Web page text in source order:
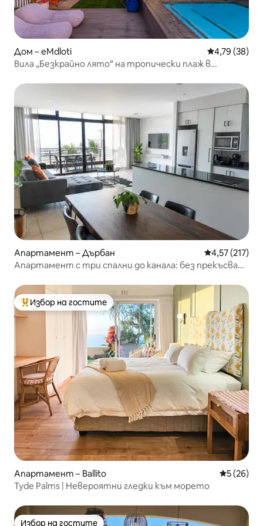
Дом – eMdloti Средна
4,79 (38)
Вила „Безкрайно лято“ на тропически плаж в
Апартамент – Дърбан Средна
4,57 (217)
Апартамент с три спални до канала: без прекъсване
Най-популярен избор на гостите
Избор на гостите
Апартамент – Ballito Средна
5 (26)
Tyde Palms | Невероятни гледки към морето
Избор на гостите